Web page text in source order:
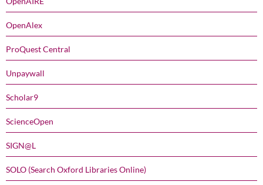
OpenAlex
ProQuest Central
Unpaywall
Scholar9
ScienceOpen
SIGN@L
SOLO (Search Oxford Libraries Online)